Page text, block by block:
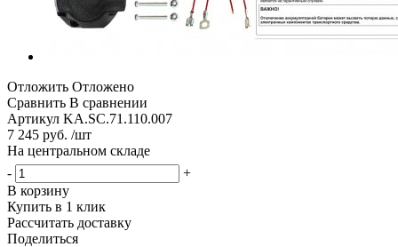
Отложить Отложено
Сравнить В сравнении
Артикул KA.SC.71.110.007
7 245 руб. /шт
На центральном складе
-
+
В корзину
Купить в 1 клик
Рассчитать доставку
Поделиться